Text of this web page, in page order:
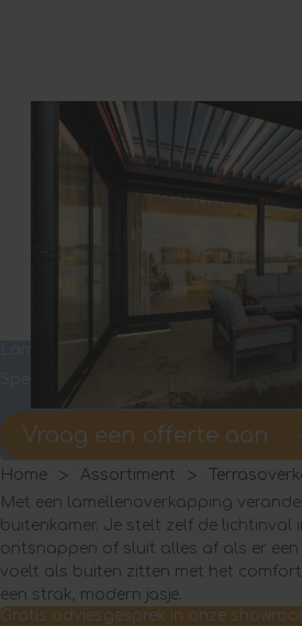
Vraag een offerte aan
Home Assortiment
Met een lamellenoverkapping
buitenkamer. Je stelt zelf de lichtinval
ontsnappen of sluit alles af als er
voelt als buiten zitten met het
een strak, modern jasje.
Gratis adviesgesprek in onze